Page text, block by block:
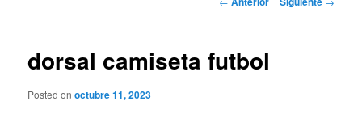
dorsal camiseta futbol
Posted onoctubre 11, 2023